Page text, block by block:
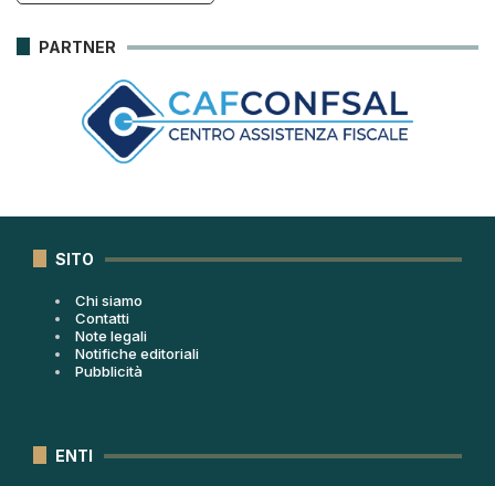
PARTNER
SITO
Chi siamo
Contatti
Note legali
Notifiche editoriali
Pubblicità
ENTI